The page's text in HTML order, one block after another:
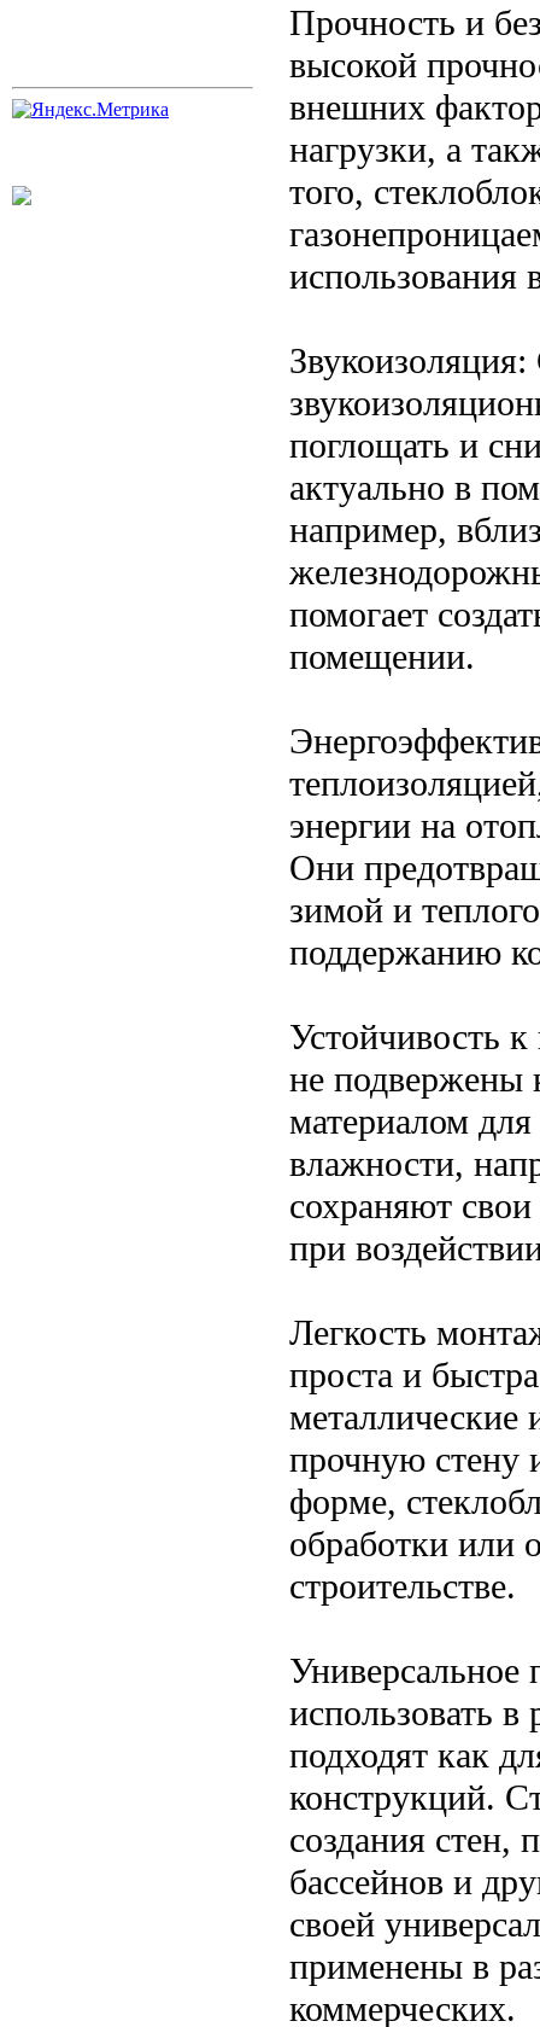
Прочность и
высокой
внешних
нагрузки, а
того,
использования
поглощать и
актуально в
например,
помогает
помещении.
энергии на
Они
зимой и
поддержанию
Устойчивость
не подвержены
материалом
влажности,
сохраняют
при
Легкость
проста и
металлические
прочную стену
форме,
обработки или
строительстве.
использовать
подходят как
конструкций.
создания стен,
бассейнов и
своей
применены в
коммерческих.